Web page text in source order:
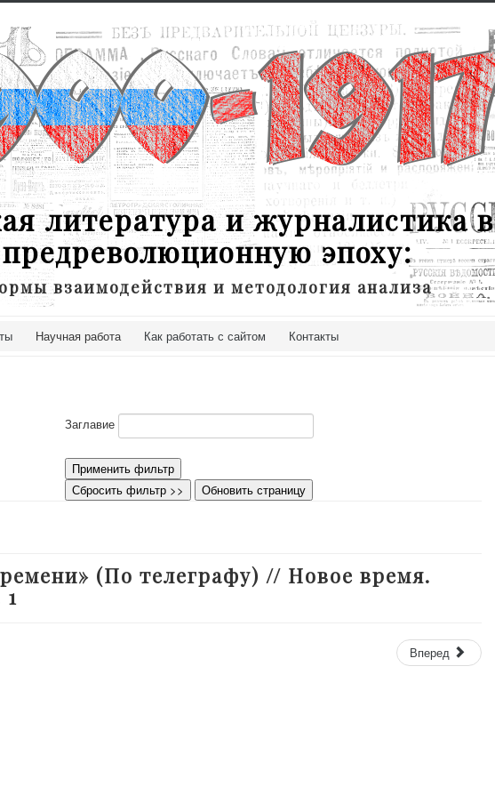
литература и журналистика в
предреволюционную эпоху:
взаимодействия и методология анализа
Научная работа Как работать с сайтом Контакты
Заглавие
Применить фильтр
Сбросить фильтр >>
Обновить страницу
(По телеграфу) // Новое время.
Вперед